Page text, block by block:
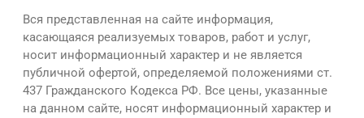
Вся представленная на сайте информация,
касающаяся реализуемых товаров, работ и услуг,
носит информационный характер и не является
публичной офертой, определяемой положениями ст.
437 Гражданского Кодекса РФ. Все цены, указанные
на данном сайте, носят информационный характер и